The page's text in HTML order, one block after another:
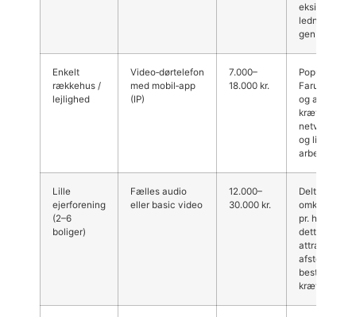
eksisterende
ledninger
genbruges.
Enkelt
rækkehus /
lejlighed
Video‑dørtelefon
med mobil‑app
(IP)
7.000–
18.000 kr.
Populært i
Farum: video
og
kræver
netværk/
og lidt flere
arbejdstimer.
Lille
ejerforening
(2–6
boliger)
Fælles audio
eller basic video
12.000–
30.000 kr.
Delte
pr. husstand
dette ofte
attraktivt;
afstemning i
bestyrelsen
kræves.